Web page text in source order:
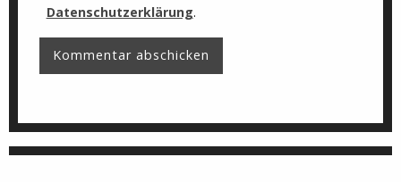
Datenschutzerklärung.